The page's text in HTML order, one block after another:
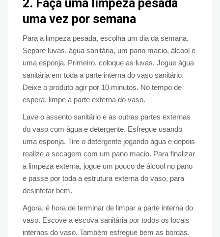
2. Faça uma limpeza pesada
uma vez por semana
Para a limpeza pesada, escolha um dia da semana.
Separe luvas, água sanitária, um pano macio, álcool e
uma esponja. Primeiro, coloque as luvas. Jogue água
sanitária em toda a parte interna do vaso sanitário.
Deixe o produto agir por 10 minutos. No tempo de
espera, limpe a parte externa do vaso.
Lave o assento sanitário e as outras partes externas
do vaso com água e detergente. Esfregue usando
uma esponja. Tire o detergente jogando água e depois
realize a secagem com um pano macio. Para finalizar
a limpeza externa, jogue um pouco de álcool no pano
e passe por toda a estrutura externa do vaso, para
desinfetar bem.
Agora, é hora de terminar de limpar a parte interna do
vaso. Escove a escova sanitária por todos os locais
internos do vaso. Também esfregue bem as bordas.